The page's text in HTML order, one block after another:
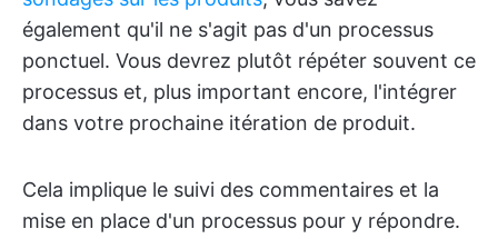
également qu'il ne s'agit pas d'un processus
ponctuel. Vous devrez plutôt répéter souvent ce
processus et, plus important encore, l'intégrer
dans votre prochaine itération de produit.
Cela implique le suivi des commentaires et la
mise en place d'un processus pour y répondre.